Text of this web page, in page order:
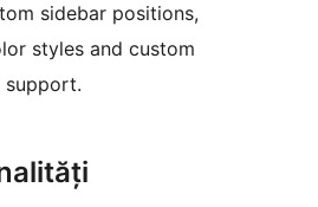
sidebar positions,
styles and custom
support.